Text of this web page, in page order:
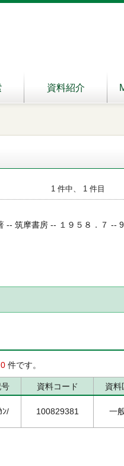
資料紹介
1 件中、 1 件目
-- 筑摩書房 -- １９５８．７ --
0 件です。
資料コード 資料
ﾝ/ 100829381 一